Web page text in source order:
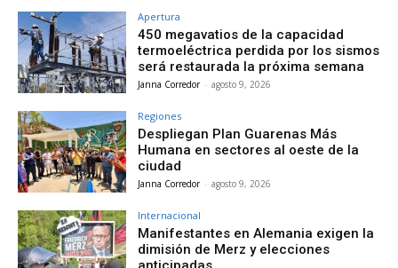
Apertura
450 megavatios de la capacidad
termoeléctrica perdida por los sismos
será restaurada la próxima semana
Janna Corredor - agosto 9, 2026
Regiones
Despliegan Plan Guarenas Más
Humana en sectores al oeste de la
ciudad
Janna Corredor - agosto 9, 2026
Internacional
Manifestantes en Alemania exigen la
dimisión de Merz y elecciones